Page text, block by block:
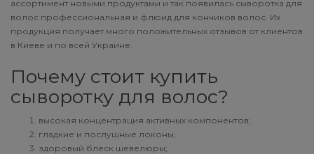
ассортимент новыми продуктами и так появилась сыворотка для
волос профессиональная и флюид для кончиков волос. Их
продукция получает много положительных отзывов от клиентов
в Киеве и по всей Украине.
Почему стоит купить
сыворотку для волос?
высокая концентрация активных компонентов;
гладкие и послушные локоны;
здоровый блеск шевелюры;